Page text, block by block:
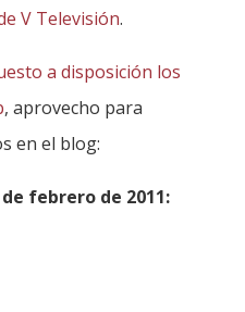
V Televisión.
a disposición los
, aprovecho para
en el blog:
febrero de 2011: